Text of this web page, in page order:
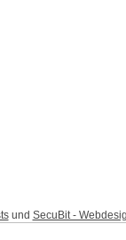
und SecuBit -